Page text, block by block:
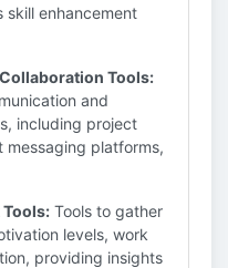
enhancement
Tools:
and
including project
messaging platforms,
Tools: Tools to gather
levels, work
providing insights